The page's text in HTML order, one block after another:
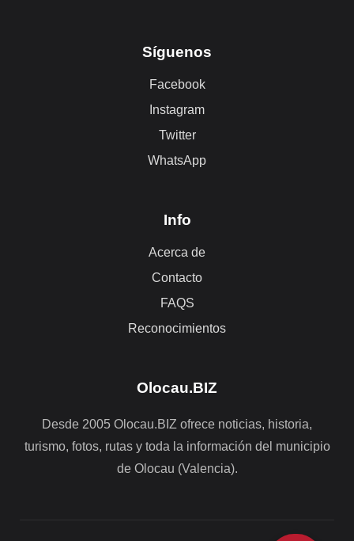
Síguenos
Facebook
Instagram
Twitter
WhatsApp
Info
Acerca de
Contacto
FAQS
Reconocimientos
Olocau.BIZ
Desde 2005 Olocau.BIZ ofrece noticias, historia,
turismo, fotos, rutas y toda la información del municipio
de Olocau (Valencia).